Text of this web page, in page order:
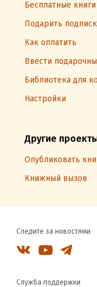
Бесплатные книги
Подарить
Как оплатить
Ввести
Библиотека для
Настройки
Другие
Опубликовать
Книжный вызов
Следите за новостями
Служба поддержки